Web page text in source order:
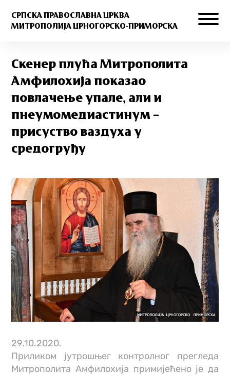
СРПСКА ПРАВОСЛАВНА ЦРКВА
МИТРОПОЛИЈА ЦРНОГОРСКО-ПРИМОРСКА
Скенер плућа Митрополита
Амфилохија показао
повлачење упале, али и
пнеумомедиастинум –
присуство ваздуха у
средогруђу
29.10.2020.
Приликом јутрошњег контролног прегледа
Митрополита Амфилохија примијећено је да